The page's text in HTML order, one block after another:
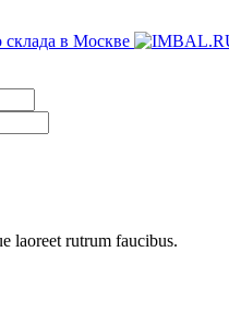
laoreet rutrum faucibus.